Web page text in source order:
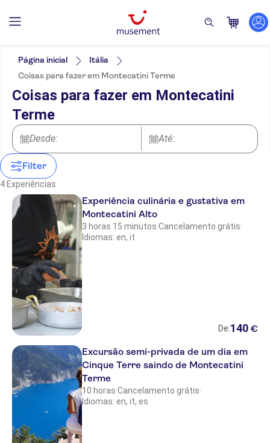
Filtros
Máx. €
HOTEL LA VILLA RESORT
GRAND HOTEL TETTUCCIO
MONTECATINI TERME
Ranieri Viaggi Montecatini Terme
HOTEL NUOVO SAVI
HOTEL BUTTERFLY
HOTEL ERCOLINI & SAVI
HOTEL VALDINIEVOLE
HOTEL HOLIDAY
PARK HOTEL MODERNO
VILLA LE MAGNOLIE
HOTEL BYRON
HOTEL ALBA
Opções de ingressos
Cancelamento gratuito
Confirmação instantânea
Tour guiado
Grupo pequeno
Local touch
Categorias
Comidas e bebidas
degustações
Atividades
Transfers
Inglês
Italiano
Espanhol
Página inicial
Itália
Coisas para fazer em Montecatini Terme
Coisas para fazer em Montecatini
Terme
Desde: Até:
Filter
4 Experiências
Experiência culinária e gustativa em
Montecatini Alto
3 horas 15 minutos·Cancelamento grátis·
Idiomas: en, it
De:140 €
Excursão semi-privada de um dia em
Cinque Terre saindo de Montecatini
Terme
10 horas·Cancelamento grátis·
Idiomas: en, it, es